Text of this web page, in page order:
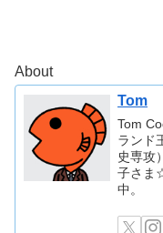
About
Tom
Tom
ランド
史専攻
子さま
中。